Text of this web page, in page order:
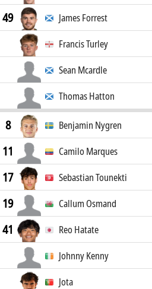
49 James Forrest
Francis Turley
Sean Mcardle
Thomas Hatton
8 Benjamin Nygren
11 Camilo Marques
17 Sebastian Tounekti
19 Callum Osmand
41 Reo Hatate
Johnny Kenny
Jota